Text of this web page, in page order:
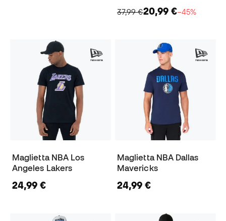
37,99 €20,99 €−45%
Maglietta NBA Los
Angeles Lakers
24,99 €
Maglietta NBA Dallas
Mavericks
24,99 €